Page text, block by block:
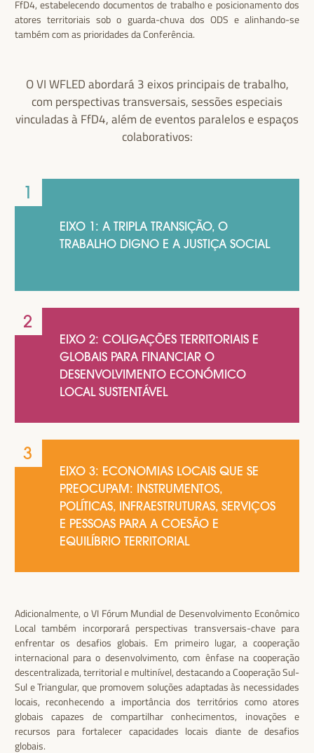
FfD4, estabelecendo documentos de trabalho e posicionamento dos
atores territoriais sob o guarda-chuva dos ODS e alinhando-se
também com as prioridades da Conferência.
O VI WFLED abordará 3 eixos principais de trabalho,
com perspectivas transversais, sessões especiais
vinculadas à FfD4, além de eventos paralelos e espaços
colaborativos:
EIXO 1: A TRIPLA TRANSIÇÃO, O
TRABALHO DIGNO E A JUSTIÇA SOCIAL
EIXO 2: COLIGAÇÕES TERRITORIAIS E
GLOBAIS PARA FINANCIAR O
DESENVOLVIMENTO ECONÓMICO
LOCAL SUSTENTÁVEL
EIXO 3: ECONOMIAS LOCAIS QUE SE
PREOCUPAM: INSTRUMENTOS,
POLÍTICAS, INFRAESTRUTURAS, SERVIÇOS
E PESSOAS PARA A COESÃO E
EQUILÍBRIO TERRITORIAL
Adicionalmente, o VI Fórum Mundial de Desenvolvimento Econômico
Local também incorporará perspectivas transversais-chave para
enfrentar os desafios globais. Em primeiro lugar, a cooperação
internacional para o desenvolvimento, com ênfase na cooperação
descentralizada, territorial e multinível, destacando a Cooperação Sul-
Sul e Triangular, que promovem soluções adaptadas às necessidades
locais, reconhecendo a importância dos territórios como atores
globais capazes de compartilhar conhecimentos, inovações e
recursos para fortalecer capacidades locais diante de desafios
globais.